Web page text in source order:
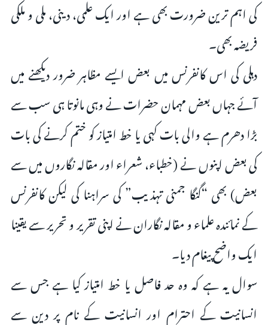
کی اہم ترین ضرورت بھی ہے اور ایک علمی، دینی، ملی و ملکی
فریضہ بھی۔
دہلی کی اس کانفرنس میں بعض ایسے مظاہر ضرور دیکھنے میں
آئے جہاں بعض مہمان حضرات نے وہی مانوتا ہی سب سے
بڑا دھرم ہے والی بات کہی یا خط امتیاز کو ختم کرنے کی بات
کی بعض اپنوں نے (خطباء، شعراء اور مقالہ نگاروں میں سے
بعض) بھی “گنگا جمنی تہذیب” کی سراہنا کی لیکن کانفرنس
کے نمائندہ علماء و مقالہ نگاران نے اپنی تقریر و تحریر سے یقینا
ایک واضح پیغام دیا۔
سوال یہ ہے کہ وہ حد فاصل یا خط امتیاز کیا ہے جس سے
انسانیت کے احترام اور انسانیت کے نام پر دین سے